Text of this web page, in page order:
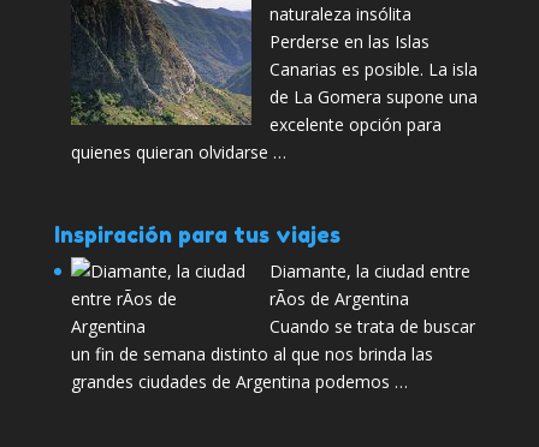
naturaleza insólita
Perderse en las Islas
Canarias es posible. La isla
de La Gomera supone una
excelente opción para
quienes quieran olvidarse …
Inspiración para tus viajes
Diamante, la ciudad entre
rÃ­os de Argentina
Cuando se trata de buscar
un fin de semana distinto al que nos brinda las
grandes ciudades de Argentina podemos …